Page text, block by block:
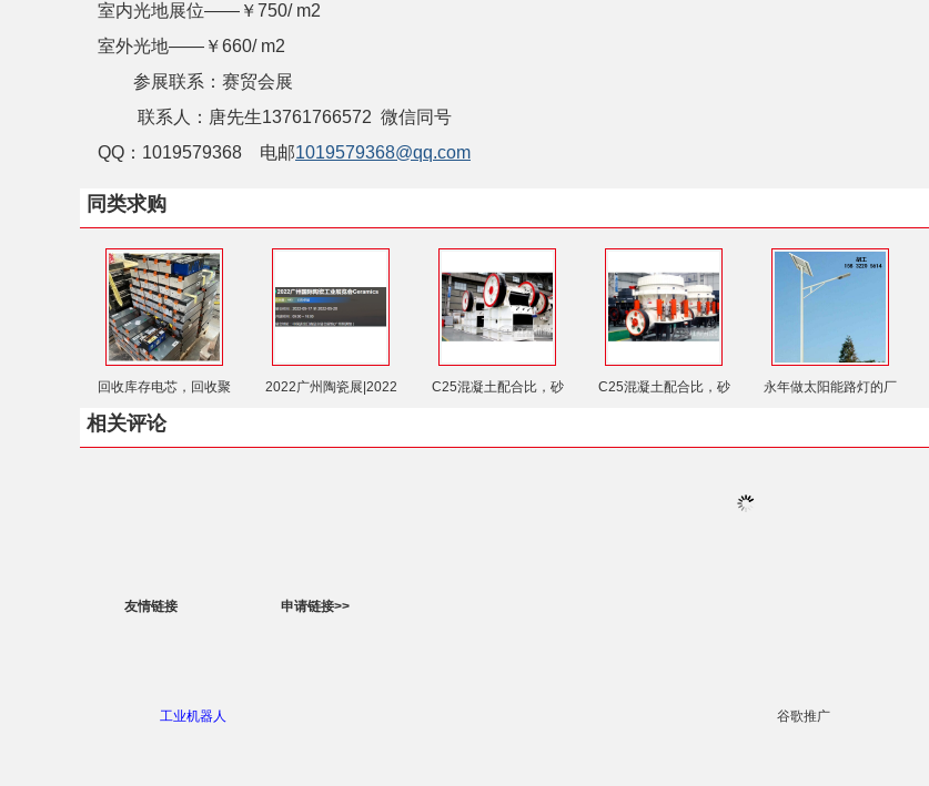
室内光地展位——￥750/ m2
室外光地——￥660/ m2
参展联系：赛贸会展
联系人：唐先生13761766572 微信同号
QQ ：1019579368 电邮1019579368@qq.com
同类求购
回收库存电芯，回收聚 2022广州陶瓷展|2022 C25混凝土配合比，砂 C25混凝土配合比，砂 永年做太阳能路灯的厂
相关评论
友情链接 申请链接>>
工业机器人 谷歌推广